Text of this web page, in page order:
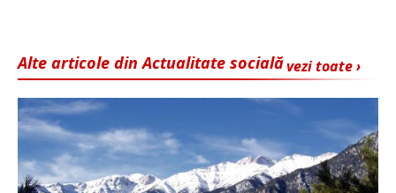
vezi toate ›
Alte articole din Actualitate socială